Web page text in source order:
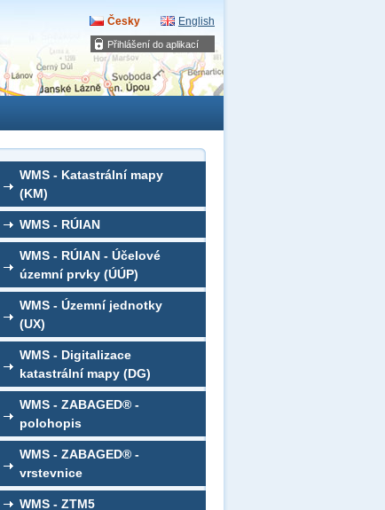
Přihlášení do aplikací
Česky English
WMS - Katastrální mapy
(KM)
WMS - RÚIAN
WMS - RÚIAN - Účelové
územní prvky (ÚÚP)
WMS - Územní jednotky
(UX)
WMS - Digitalizace
katastrální mapy (DG)
WMS - ZABAGED® -
polohopis
WMS - ZABAGED® -
vrstevnice
WMS - ZTM5